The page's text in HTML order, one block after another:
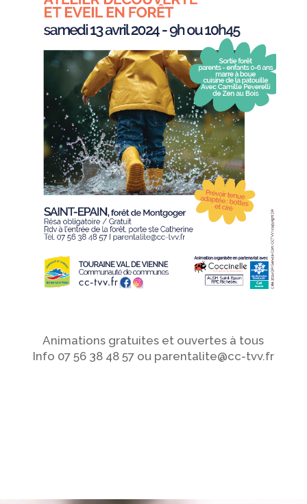
Animations gratuites et ouvertes à tous
Info 07 56 38 48 57 ou parentalite@cc-tvv.fr